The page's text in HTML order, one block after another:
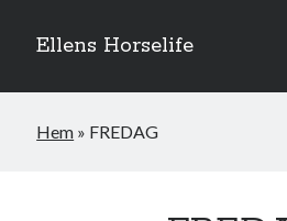
Ellens Horselife
Sidopanel
Hem » FREDAG